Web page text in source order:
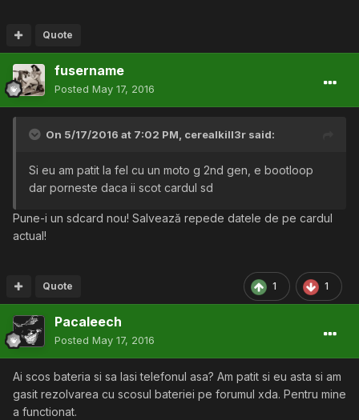
Quote
fusername
Posted May 17, 2016
On 5/17/2016 at 7:02 PM, cerealkill3r said:
Si eu am patit la fel cu un moto g 2nd gen, e bootloop
dar porneste daca ii scot cardul sd
Pune-i un sdcard nou! Salvează repede datele de pe cardul
actual!
1 1
Quote
Pacaleech
Posted May 17, 2016
Ai scos bateria si sa lasi telefonul asa? Am patit si eu asta si am
gasit rezolvarea cu scosul bateriei pe forumul xda. Pentru mine
a functionat.